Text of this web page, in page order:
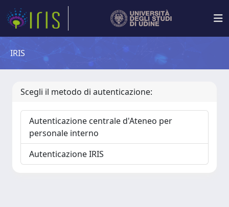
IRIS
Scegli il metodo di autenticazione:
Autenticazione centrale d'Ateneo per
personale interno
Autenticazione IRIS